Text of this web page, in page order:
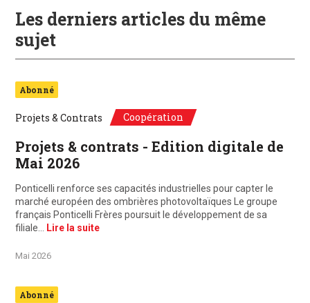
Les derniers articles du même
sujet
Abonné
Projets & Contrats Coopération
Projets & contrats - Edition digitale de
Mai 2026
Ponticelli renforce ses capacités industrielles pour capter le
marché européen des ombrières photovoltaïques Le groupe
français Ponticelli Frères poursuit le développement de sa
filiale…
Lire la suite
Mai 2026
Abonné